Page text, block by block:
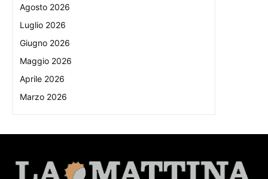
Agosto 2026
Luglio 2026
Giugno 2026
Maggio 2026
Aprile 2026
Marzo 2026